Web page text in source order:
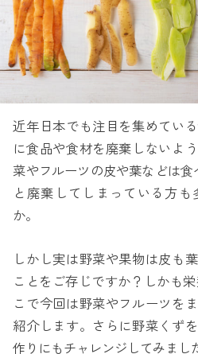
近年日本でも注目を集めてい
に食品や食材を廃棄しないよ
菜やフルーツの皮や葉などは
と廃棄してしまっている方
か。
しかし実は野菜や果物は皮も
ことをご存じですか？しかも
こで今回は野菜やフルーツを
紹介します。さらに野菜くず
作りにもチャレンジしてみまし